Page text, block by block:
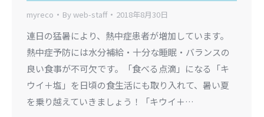
myreco Byweb-staff 2018年8月30日
連日の猛暑により、熱中症患者が増加しています。
熱中症予防には水分補給・十分な睡眠・バランスの
良い食事が不可欠です。「食べる点滴」になる「キ
ウイ＋塩」を日頃の食生活にも取り入れて、暑い夏
を乗り越えていきましょう！「キウイ＋…